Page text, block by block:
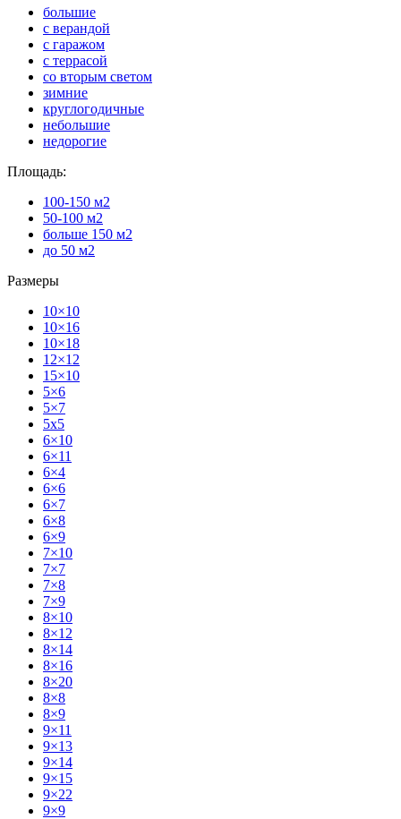
большие
с верандой
с гаражом
с террасой
со вторым светом
зимние
круглогодичные
небольшие
недорогие
Площадь:
100-150 м2
50-100 м2
больше 150 м2
до 50 м2
Размеры
10×10
10×16
10×18
12×12
15×10
5×6
5×7
5x5
6×10
6×11
6×4
6×6
6×7
6×8
6×9
7×10
7×7
7×8
7×9
8×10
8×12
8×14
8×16
8×20
8×8
8×9
9×11
9×13
9×14
9×15
9×22
9×9